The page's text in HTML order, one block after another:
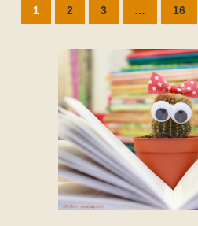
1 2 3 … 16